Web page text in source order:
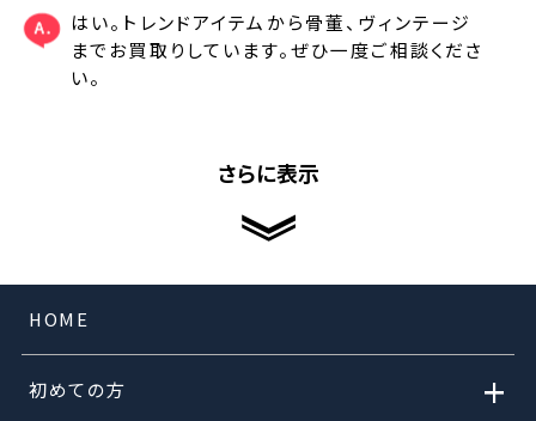
はい。トレンドアイテムから骨董、ヴィンテージ
までお買取りしています。ぜひ一度ご相談くださ
い。
さらに表示
HOME
初めての方 +